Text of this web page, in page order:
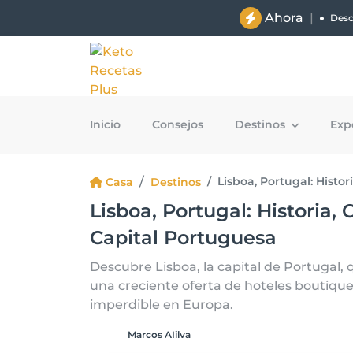
Ahora |
Inicio Consejos Destinos
Casa Destinos Lisboa, Portugal:
Lisboa, Portugal: Historia,
Capital Portuguesa
Descubre Lisboa, la capital de
una creciente oferta de hoteles
imperdible en Europa.
Marcos AIilva